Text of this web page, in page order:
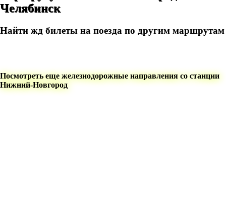
Челябинск
Найти жд билеты на поезда по другим маршрутам
Посмотреть еще железнодорожные направления со станции
Нижний-Новгород